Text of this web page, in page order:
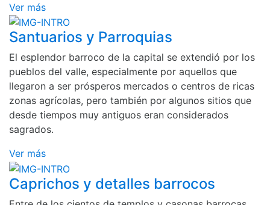
Ver más
Santuarios y Parroquias
El esplendor barroco de la capital se extendió por los
pueblos del valle, especialmente por aquellos que
llegaron a ser prósperos mercados o centros de ricas
zonas agrícolas, pero también por algunos sitios que
desde tiempos muy antiguos eran considerados
sagrados.
Ver más
Caprichos y detalles barrocos